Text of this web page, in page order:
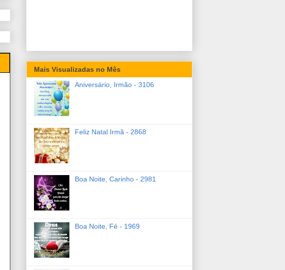
Mais Visualizadas no Mês
Aniversário, Irmão - 3106
Feliz Natal Irmã - 2868
Boa Noite, Carinho - 2981
Boa Noite, Fé - 1969